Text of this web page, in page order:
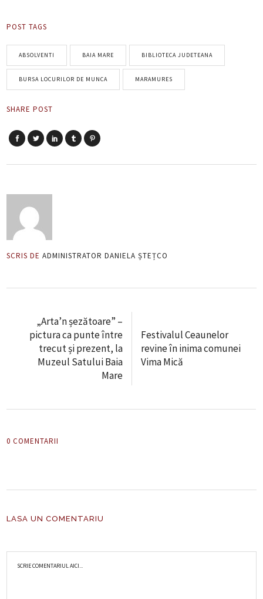
POST TAGS
ABSOLVENTI BAIA MARE BIBLIOTECA JUDETEANA
BURSA LOCURILOR DE MUNCA MARAMURES
SHARE POST
SCRIS DE ADMINISTRATOR DANIELA ȘTEȚCO
„Arta’n șezătoare” –
pictura ca punte între
trecut și prezent, la
Muzeul Satului Baia
Mare
Festivalul Ceaunelor
revine în inima comunei
Vima Mică
0 COMENTARII
LASA UN COMENTARIU